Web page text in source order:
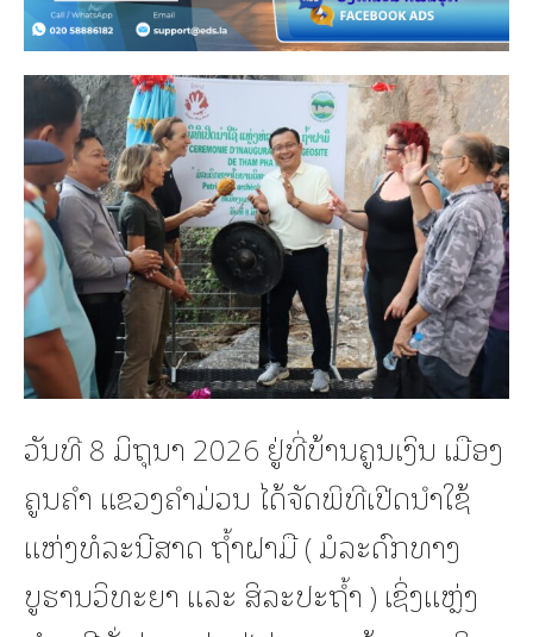
ວັນທີ 8 ມິຖຸນາ 2026 ຢູ່ທີ່ບ້ານຄູນເງິນ ເມືອງ
ຄູນຄໍາ ແຂວງຄໍາມ່ວນ ໄດ້ຈັດພິທີເປີດນໍາໃຊ້
ແຫ່ງທໍລະນີສາດ ຖໍ້າຝາມື ( ມໍລະດົກທາງ
ບູຮານວິທະຍາ ແລະ ສິລະປະຖໍ້າ ) ເຊິ່ງແຫຼ່ງ